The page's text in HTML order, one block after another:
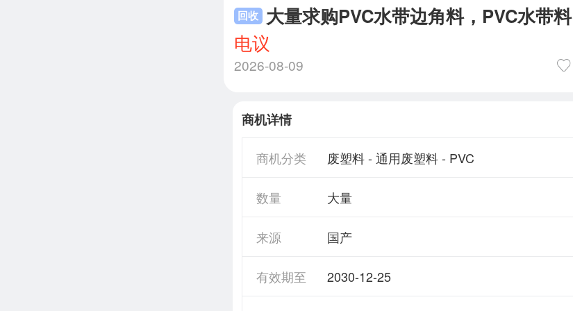
回收 大量求购PVC水带边角料，PVC水带料
电议
2026-08-09
商机详情
商机分类 废塑料 - 通用废塑料 - PVC
数量 大量
来源 国产
有效期至 2030-12-25